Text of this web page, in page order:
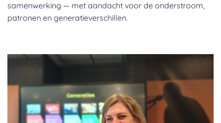
samenwerking — met aandacht voor de onderstroom,
patronen en generatieverschillen.